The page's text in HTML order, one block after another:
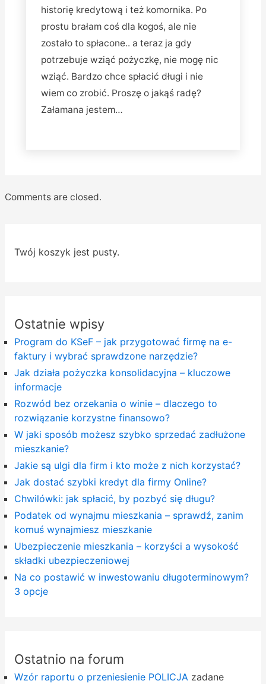
historię kredytową i też komornika. Po
prostu brałam coś dla kogoś, ale nie
zostało to spłacone.. a teraz ja gdy
potrzebuje wziąć pożyczkę, nie mogę nic
wziąć. Bardzo chce spłacić długi i nie
wiem co zrobić. Proszę o jakąś radę?
Załamana jestem…
Comments are closed.
Twój koszyk jest pusty.
Ostatnie wpisy
Program do KSeF – jak przygotować firmę na e-
faktury i wybrać sprawdzone narzędzie?
Jak działa pożyczka konsolidacyjna – kluczowe
informacje
Rozwód bez orzekania o winie – dlaczego to
rozwiązanie korzystne finansowo?
W jaki sposób możesz szybko sprzedać zadłużone
mieszkanie?
Jakie są ulgi dla firm i kto może z nich korzystać?
Jak dostać szybki kredyt dla firmy Online?
Chwilówki: jak spłacić, by pozbyć się długu?
Podatek od wynajmu mieszkania – sprawdź, zanim
komuś wynajmiesz mieszkanie
Ubezpieczenie mieszkania – korzyści a wysokość
składki ubezpieczeniowej
Na co postawić w inwestowaniu długoterminowym?
3 opcje
Ostatnio na forum
Wzór raportu o przeniesienie POLICJA zadane